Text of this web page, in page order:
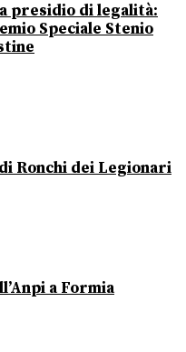
presidio di legalità:
Speciale Stenio
Ronchi dei Legionari
a Formia